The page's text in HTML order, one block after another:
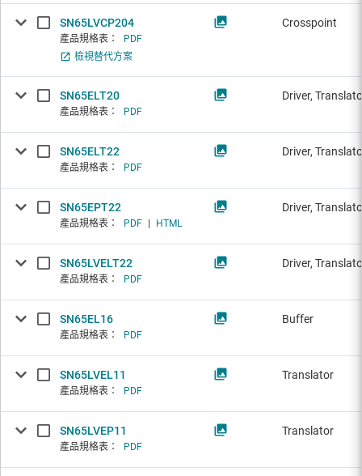
SN65LVCP204
產品規格表：
PDF
檢視替代方案
Crosspoint
SN65ELT20
產品規格表： PDF
Driver,
SN65ELT22
產品規格表： PDF
Driver,
SN65EPT22
產品規格表： PDF HTML
Driver,
SN65LVELT22
產品規格表： PDF
Driver,
SN65EL16
產品規格表： PDF
Buffer
SN65LVEL11
產品規格表： PDF
Translator
SN65LVEP11
產品規格表： PDF
Translator